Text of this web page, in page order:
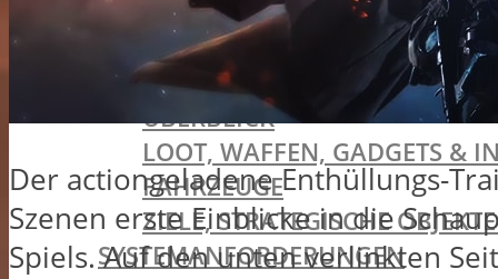
TIDES OF WAR
SPIELMODI
FIRESTORM (BATTLE ROYALE)
ÜBERBLICK
LOOT, WAFFEN, GADGETS &
FAHRZEUGE
ZIELE, STRATEGISCHE
SYSTEMANFORDERUNGEN
Der actiongeladene Enthüllungs-
Szenen erste Einblicke in die
Spiels. Auf den unten verlinkten